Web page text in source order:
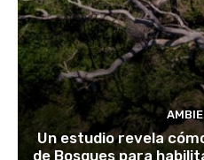
Un estudio revela
de Bosques para